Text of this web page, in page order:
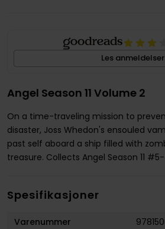
Les anmeldelser
Angel Season 11 Volume 2
On a time-traveling mission to
disaster, Joss Whedon's ensouled
past self aboard a ship filled with
treasure. Collects Angel Season 11
Spesifikasjoner
Varenummer